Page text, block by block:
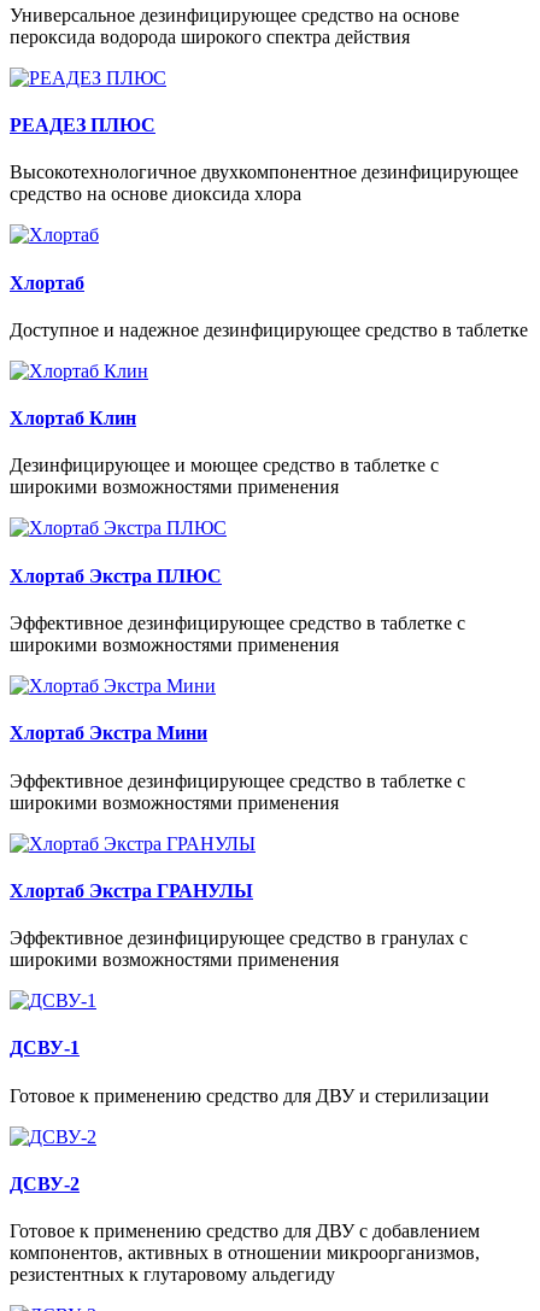
Универсальное дезинфицирующее средство на основе
пероксида водорода широкого спектра действия
РЕАДЕЗ ПЛЮС
Высокотехнологичное двухкомпонентное дезинфицирующее
средство на основе диоксида хлора
Хлортаб
Доступное и надежное дезинфицирующее средство в таблетке
Хлортаб Клин
Дезинфицирующее и моющее средство в таблетке с
широкими возможностями применения
Хлортаб Экстра ПЛЮС
Эффективное дезинфицирующее средство в таблетке с
широкими возможностями применения
Хлортаб Экстра Мини
Эффективное дезинфицирующее средство в таблетке с
широкими возможностями применения
Хлортаб Экстра ГРАНУЛЫ
Эффективное дезинфицирующее средство в гранулах с
широкими возможностями применения
ДСВУ-1
Готовое к применению средство для ДВУ и стерилизации
ДСВУ-2
Готовое к применению средство для ДВУ с добавлением
компонентов, активных в отношении микроорганизмов,
резистентных к глутаровому альдегиду